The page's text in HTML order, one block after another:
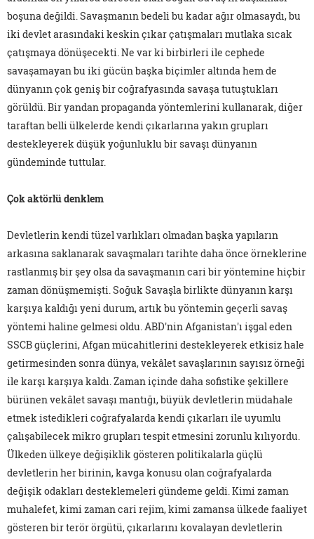
boşuna değildi. Savaşmanın bedeli bu kadar ağır olmasaydı, bu
iki devlet arasındaki keskin çıkar çatışmaları mutlaka sıcak
çatışmaya dönüşecekti. Ne var ki birbirleri ile cephede
savaşamayan bu iki gücün başka biçimler altında hem de
dünyanın çok geniş bir coğrafyasında savaşa tutuştukları
görüldü. Bir yandan propaganda yöntemlerini kullanarak, diğer
taraftan belli ülkelerde kendi çıkarlarına yakın grupları
destekleyerek düşük yoğunluklu bir savaşı dünyanın
gündeminde tuttular.
Çok aktörlü denklem
Devletlerin kendi tüzel varlıkları olmadan başka yapıların
arkasına saklanarak savaşmaları tarihte daha önce örneklerine
rastlanmış bir şey olsa da savaşmanın cari bir yöntemine hiçbir
zaman dönüşmemişti. Soğuk Savaşla birlikte dünyanın karşı
karşıya kaldığı yeni durum, artık bu yöntemin geçerli savaş
yöntemi haline gelmesi oldu. ABD'nin Afganistan'ı işgal eden
SSCB güçlerini, Afgan mücahitlerini destekleyerek etkisiz hale
getirmesinden sonra dünya, vekâlet savaşlarının sayısız örneği
ile karşı karşıya kaldı. Zaman içinde daha sofistike şekillere
bürünen vekâlet savaşı mantığı, büyük devletlerin müdahale
etmek istedikleri coğrafyalarda kendi çıkarları ile uyumlu
çalışabilecek mikro grupları tespit etmesini zorunlu kılıyordu.
Ülkeden ülkeye değişiklik gösteren politikalarla güçlü
devletlerin her birinin, kavga konusu olan coğrafyalarda
değişik odakları desteklemeleri gündeme geldi. Kimi zaman
muhalefet, kimi zaman cari rejim, kimi zamansa ülkede faaliyet
gösteren bir terör örgütü, çıkarlarını kovalayan devletlerin